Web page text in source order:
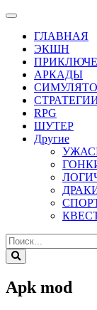
ГЛАВНАЯ
ЭКШН
АРКАДЫ
RPG
ШУТЕР
Другие
Apk mod